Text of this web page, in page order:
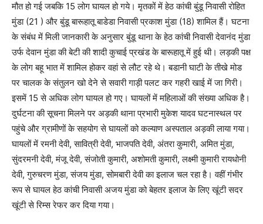
मौत हो गई जबकि 15 लोग घायल हो गये। मृतकों में हेठ कांची बुंडू निवासी रोहित
मुंडा (21 ) और बुंडू बारूहातू बाडेडा निवासी प्रकाश मुंडा (18) शामिल हैं। घटना
के संबंध में मिली जानकारी के अनुसार बुंडू थाना के हेठ कांची निवासी देवानंद मुंडा
उर्फ देवान मुंडा की बेटी की शादी कुचाई प्रखंड के बारूहातू में हुई थी। लड़की पक्ष
के लोग बहू भात में शामिल होकर वहां से लौट रहे थे। बडानी घाटी के तीखे मोड
पर चालक के संतुलन खो देने से सवारी गाड़ी पलट कर गहरी खाई में जा गिरी।
इसमें 15 से अधिक लोग घायल हो गए। घायलों में महिलाओं की संख्या अधिक है।
दुर्घटना की सूचना मिलने पर अड़की थाना प्रभारी मुकेश यादव घटनास्थल पर
पहुंचे और ग्रामीणों के सहयोग से घायलों को कल्याण अस्पताल अड़की लाया गया।
घायलों में रमनी देवी, सावित्री देवी, भाजपति देवी, अंतरा कुमारी, अमित मुंडा,
सुंदरमनी देवी, मंजू देवी, संजोती कुमारी, अशोमती कुमारी, लक्ष्मी कुमारी रायधोनी
देवी, गुरुचरण मुंडा, संजय मुंडा, सोमबारी देवी का इलाज चल रहा है। वहीं गंभीर
रूप से घायल हेठ कांची निवासी अजय मुंडा को बेहतर इलाज के लिए खूंटी सदर
खूंटी से रिम्स रेफर कर दिया गया।